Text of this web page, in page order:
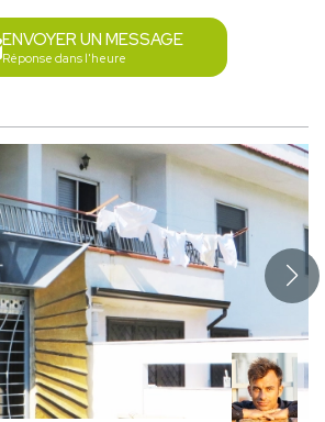
ENVOYER UN MESSAGE
Réponse dans l'heure